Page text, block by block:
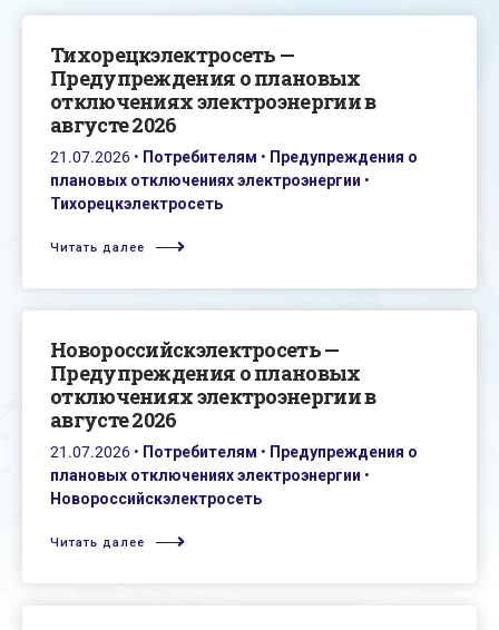
Тихорецкэлектросеть —
Предупреждения о плановых
отключениях электроэнергии в
августе 2026
21.07.2026 • Потребителям • Предупреждения о
плановых отключениях электроэнергии •
Тихорецкэлектросеть
Читать далее
Новороссийскэлектросеть —
Предупреждения о плановых
отключениях электроэнергии в
августе 2026
21.07.2026 • Потребителям • Предупреждения о
плановых отключениях электроэнергии •
Новороссийскэлектросеть
Читать далее